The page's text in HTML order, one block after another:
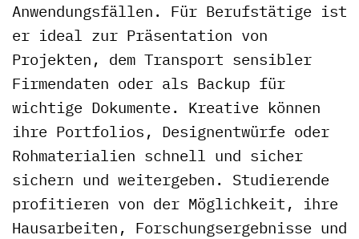
Anwendungsfällen. Für Berufstätige ist
er ideal zur Präsentation von
Projekten, dem Transport sensibler
Firmendaten oder als Backup für
wichtige Dokumente. Kreative können
ihre Portfolios, Designentwürfe oder
Rohmaterialien schnell und sicher
sichern und weitergeben. Studierende
profitieren von der Möglichkeit, ihre
Hausarbeiten, Forschungsergebnisse und